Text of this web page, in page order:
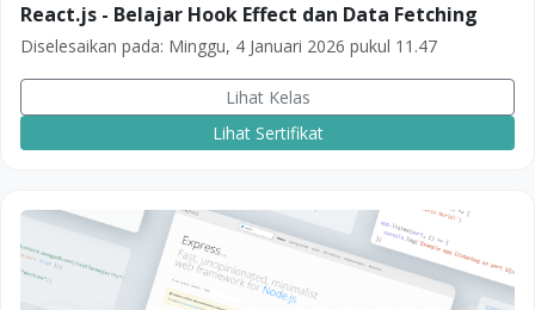
React.js - Belajar Hook Effect dan Data Fetching
Diselesaikan pada: Minggu, 4 Januari 2026 pukul 11.47
Lihat Kelas
Lihat Sertifikat